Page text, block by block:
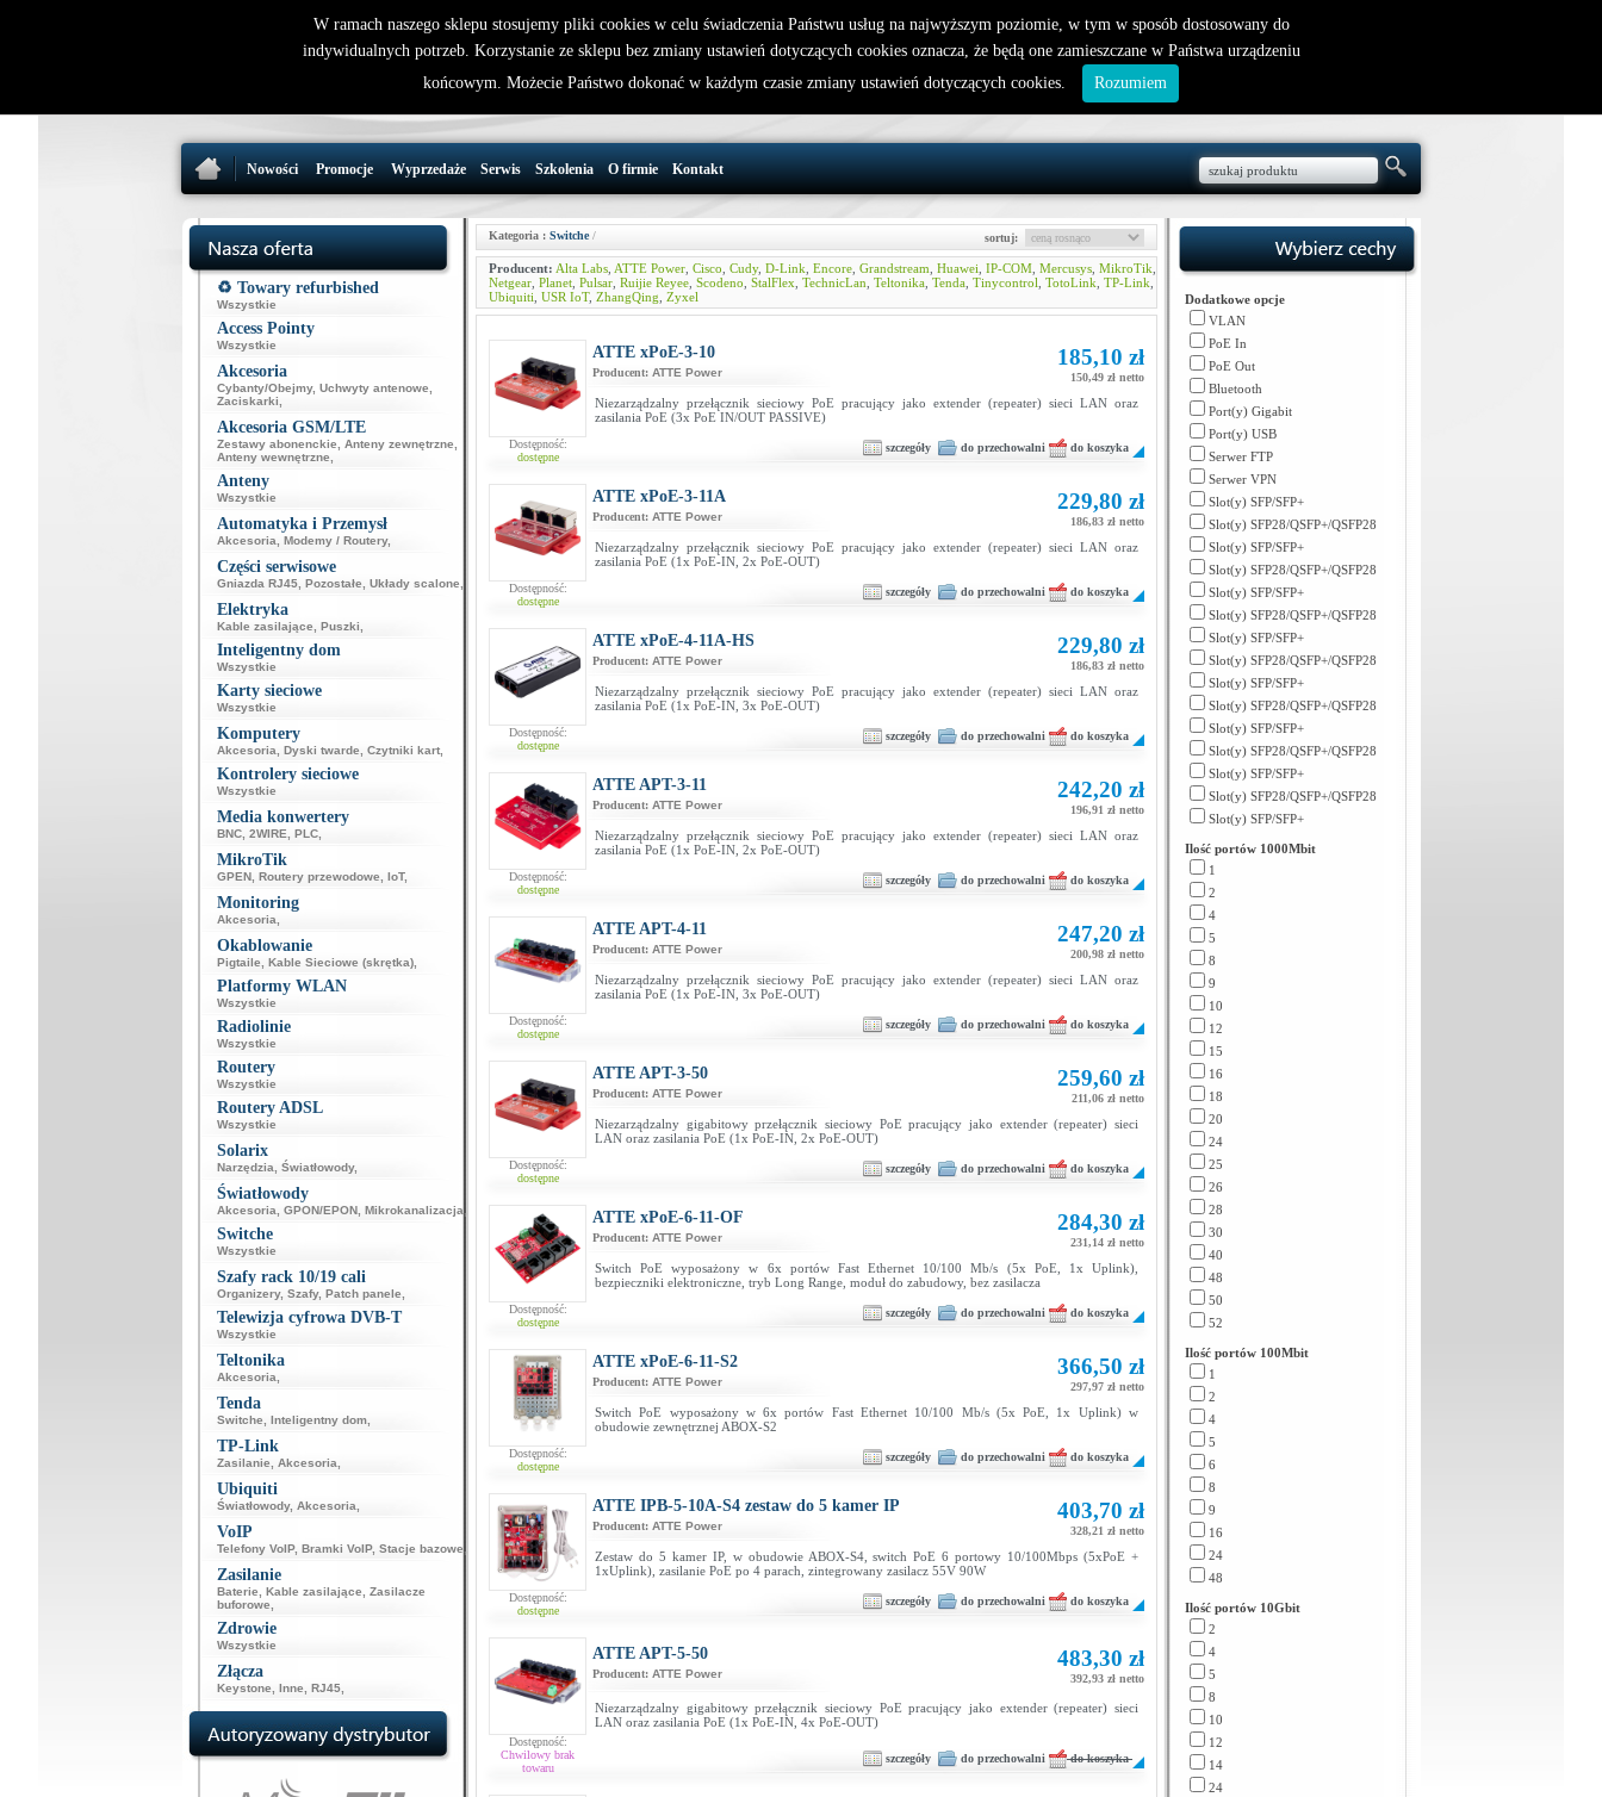
nowy klient
32 721 86 72
support@wirelesslan.com.pl
W koszyku jest 0 produktów(y)
Nowości Promocje Wyprzedaże Serwis Szkolenia O firmie Kontakt
♻️ Towary refurbished
Wszystkie
Access Pointy
Wszystkie
Akcesoria
Cybanty/Obejmy, Uchwyty antenowe
Zaciskarki
Akcesoria GSM/LTE
Zestawy abonenckie Anteny zewnętrzne
Anteny wewnętrzne
Anteny
Wszystkie
Automatyka i Przemysł
Akcesoria Modemy / Routery,
Części serwisowe
Gniazda RJ45, Pozostałe Układy scalone
Elektryka
Kable zasilające Puszki
Inteligentny dom
Wszystkie
Karty sieciowe
Wszystkie
Komputery
Akcesoria Dyski twarde Czytniki kart,
Kontrolery sieciowe
Wszystkie
Media konwertery
BNC, 2WIRE PLC,
MikroTik
GPEN, Routery przewodowe IoT,
Monitoring
Akcesoria
Okablowanie
Pigtaile Kable Sieciowe (skrętka),
Platformy WLAN
Wszystkie
Radiolinie
Wszystkie
Routery
Wszystkie
Routery ADSL
Wszystkie
Solarix
Narzędzia Światłowody,
Światłowody
Akcesoria GPON/EPON, Mikrokanalizacja
Switche
Wszystkie
Szafy rack 10/19 cali
Organizery, Szafy, Patch panele
Telewizja cyfrowa DVB-T
Wszystkie
Teltonika
Akcesoria
Tenda
Switche Inteligentny dom,
TP-Link
Zasilanie Akcesoria
Ubiquiti
Światłowody, Akcesoria
VoIP
Telefony VoIP, Bramki VoIP, Stacje bazowe
Zasilanie
Baterie Kable zasilające
Zasilacze
buforowe
Zdrowie
Wszystkie
Złącza
Keystone Inne RJ45,
Kategoria : Switche/ sortuj:
Producent: Alta Labs ATTE Power Cisco Cudy, D-Link Encore Grandstream Huawei IP-COM Mercusys MikroTik
Netgear Planet Pulsar Ruijie Reyee Scodeno StalFlex TechnicLan Teltonika Tenda Tinycontrol TotoLink TP-Link
Ubiquiti USR IoT, ZhangQing Zyxel
Dostępność:
dostępne
ATTE xPoE-3-10
Producent: ATTE Power
185,10 zł
150,49 zł netto
Niezarządzalny przełącznik sieciowy PoE pracujący jako extender (repeater) sieci LAN oraz
zasilania PoE (3x PoE IN/OUT PASSIVE)
szczegóły do przechowalni do koszyka
Dostępność:
dostępne
ATTE xPoE-3-11A
Producent: ATTE Power
229,80 zł
186,83 zł netto
Niezarządzalny przełącznik sieciowy PoE pracujący jako extender (repeater) sieci LAN oraz
zasilania PoE (1x PoE-IN, 2x PoE-OUT)
szczegóły do przechowalni do koszyka
Dostępność:
dostępne
ATTE xPoE-4-11A-HS
Producent: ATTE Power
229,80 zł
186,83 zł netto
Niezarządzalny przełącznik sieciowy PoE pracujący jako extender (repeater) sieci LAN oraz
zasilania PoE (1x PoE-IN, 3x PoE-OUT)
szczegóły do przechowalni do koszyka
Dostępność:
dostępne
ATTE APT-3-11
Producent: ATTE Power
242,20 zł
196,91 zł netto
Niezarządzalny przełącznik sieciowy PoE pracujący jako extender (repeater) sieci LAN oraz
zasilania PoE (1x PoE-IN, 2x PoE-OUT)
szczegóły do przechowalni do koszyka
Dostępność:
dostępne
ATTE APT-4-11
Producent: ATTE Power
247,20 zł
200,98 zł netto
Niezarządzalny przełącznik sieciowy PoE pracujący jako extender (repeater) sieci LAN oraz
zasilania PoE (1x PoE-IN, 3x PoE-OUT)
szczegóły do przechowalni do koszyka
Dostępność:
dostępne
ATTE APT-3-50
Producent: ATTE Power
259,60 zł
211,06 zł netto
Niezarządzalny gigabitowy przełącznik sieciowy PoE pracujący jako extender (repeater) sieci
LAN oraz zasilania PoE (1x PoE-IN, 2x PoE-OUT)
szczegóły do przechowalni do koszyka
Dostępność:
dostępne
ATTE xPoE-6-11-OF
Producent: ATTE Power
284,30 zł
231,14 zł netto
Switch PoE wyposażony w 6x portów Fast Ethernet 10/100 Mb/s (5x PoE, 1x Uplink),
bezpieczniki elektroniczne, tryb Long Range, moduł do zabudowy, bez zasilacza
szczegóły do przechowalni do koszyka
Dostępność:
dostępne
ATTE xPoE-6-11-S2
Producent: ATTE Power
366,50 zł
297,97 zł netto
Switch PoE wyposażony w 6x portów Fast Ethernet 10/100 Mb/s (5x PoE, 1x Uplink) w
obudowie zewnętrznej ABOX-S2
szczegóły do przechowalni do koszyka
Dostępność:
dostępne
ATTE IPB-5-10A-S4 zestaw do 5 kamer IP
Producent: ATTE Power
403,70 zł
328,21 zł netto
Zestaw do 5 kamer IP, w obudowie ABOX-S4, switch PoE 6 portowy 10/100Mbps (5xPoE +
1xUplink), zasilanie PoE po 4 parach, zintegrowany zasilacz 55V 90W
szczegóły do przechowalni do koszyka
Dostępność:
Chwilowy brak
towaru
ATTE APT-5-50
Producent: ATTE Power
483,30 zł
392,93 zł netto
Niezarządzalny gigabitowy przełącznik sieciowy PoE pracujący jako extender (repeater) sieci
LAN oraz zasilania PoE (1x PoE-IN, 4x PoE-OUT)
szczegóły do przechowalni do koszyka
Dodatkowe opcje
VLAN
PoE In
PoE Out
Bluetooth
Port(y) Gigabit
Port(y) USB
Serwer FTP
Serwer VPN
Slot(y) SFP/SFP+
Slot(y) SFP28/QSFP+/QSFP28
Slot(y) SFP/SFP+
Slot(y) SFP28/QSFP+/QSFP28
Slot(y) SFP/SFP+
Slot(y) SFP28/QSFP+/QSFP28
Slot(y) SFP/SFP+
Slot(y) SFP28/QSFP+/QSFP28
Slot(y) SFP/SFP+
Slot(y) SFP28/QSFP+/QSFP28
Slot(y) SFP/SFP+
Slot(y) SFP28/QSFP+/QSFP28
Slot(y) SFP/SFP+
Slot(y) SFP28/QSFP+/QSFP28
Slot(y) SFP/SFP+
Ilość portów 1000Mbit
1
2
4
5
8
9
10
12
15
16
18
20
24
25
26
28
30
40
48
50
52
Ilość portów 100Mbit
1
2
4
5
6
8
9
16
24
48
Ilość portów 10Gbit
2
4
5
8
10
12
14
24
W ramach naszego sklepu stosujemy pliki cookies w celu świadczenia Państwu usług na najwyższym poziomie, w tym w sposób dostosowany do
indywidualnych potrzeb. Korzystanie ze sklepu bez zmiany ustawień dotyczących cookies oznacza, że będą one zamieszczane w Państwa urządzeniu
końcowym. Możecie Państwo dokonać w każdym czasie zmiany ustawień dotyczących cookies.
Rozumiem